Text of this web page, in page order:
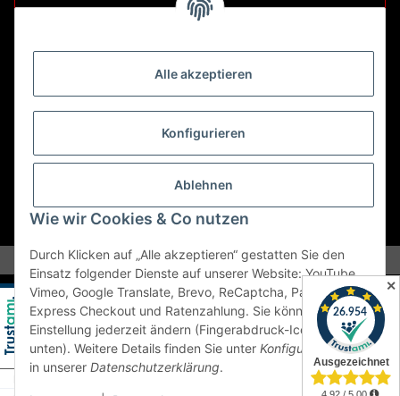
Alle akzeptieren
Konfigurieren
Ablehnen
Wie wir Cookies & Co nutzen
Durch Klicken auf „Alle akzeptieren“ gestatten Sie den
Einsatz folgender Dienste auf unserer Website: YouTube,
Vimeo, Google Translate, Brevo, ReCaptcha, PayPal
Express Checkout und Ratenzahlung. Sie können die
Einstellung jederzeit ändern (Fingerabdruck-Icon links
unten). Weitere Details finden Sie unter Konfigurierenund
in unserer Datenschutzerklärung.
Abholungen nur nach Terminvereinbarung.
E-Mail:sales@kfzbleche24.de
Vertrag widerrufen
* Alle Preise inkl. gesetzlicher USt., zzgl.Versand
✕